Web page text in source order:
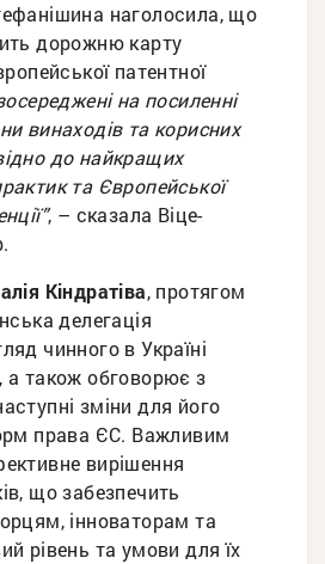
наголосила, що
дорожню карту
патентної
на посиленні
винаходів та корисних
до найкращих
та Європейської
, – сказала Віце-
Кіндратіва, протягом
делегація
чинного в Україні
а також обговорює з
зміни для його
права ЄС. Важливим
вирішення
що забезпечить
інноваторам та
рівень та умови для їх